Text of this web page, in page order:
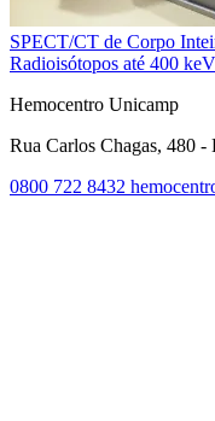
SPECT/CT de Corpo
Radioisótopos até 400 keV
Hemocentro Unicamp
Rua Carlos Chagas, 480 -
0800 722 8432